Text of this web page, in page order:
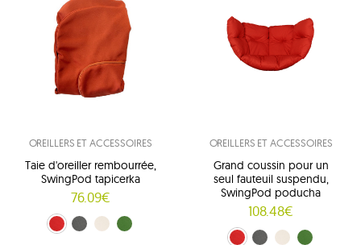
OREILLERS ET ACCESSOIRES
Taie d'oreiller rembourrée,
SwingPod tapicerka
76.09€
rouge (01)
grafitowy (02)
crème (03)vert (04)
OREILLERS ET ACCESSOIRES
Grand coussin pour un
seul fauteuil suspendu,
SwingPod poducha
108.48€
rouge (01)
grafitowy (02)
crème (03)zielony (04)